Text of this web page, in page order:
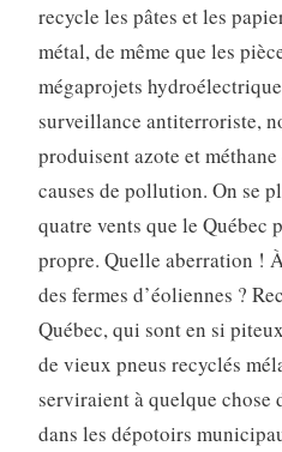
recycle les pâtes et les
métal, de même que les
mégaprojets
surveillance antiterroriste,
produisent azote et méthane
causes de pollution. On se
quatre vents que le Québec
propre. Quelle aberration !
des fermes d’éoliennes ?
Québec, qui sont en si
de vieux pneus recyclés
serviraient à quelque
dans les dépotoirs